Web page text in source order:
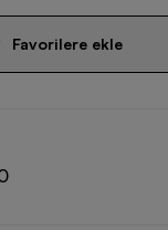
Favorilere ekle